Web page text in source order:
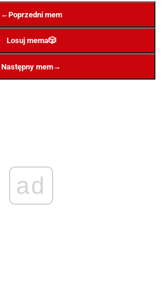
←Poprzedni mem
Losuj mema🎲
Następny mem→
ad